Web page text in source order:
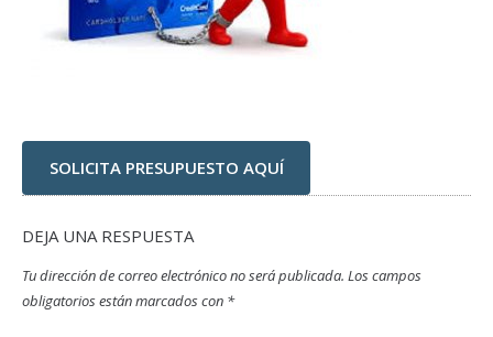
SOLICITA PRESUPUESTO AQUÍ
DEJA UNA RESPUESTA
Tu dirección de correo electrónico no será publicada. Los campos
obligatorios están marcados con *